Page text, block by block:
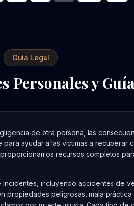
Guía Legal
Personales y
de otra persona, las
ayudar a las víctimas a recuperar
recursos completos
incluyendo accidentes de
peligrosas, mala